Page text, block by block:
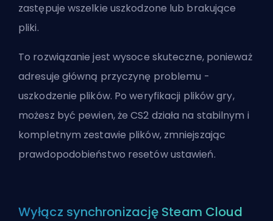
zastępuje wszelkie uszkodzone lub brakujące
pliki.
To rozwiązanie jest wysoce skuteczne, ponieważ
adresuje główną przyczynę problemu -
uszkodzenie plików. Po weryfikacji plików gry,
możesz być pewien, że CS2 działa na stabilnym i
kompletnym zestawie plików, zmniejszając
prawdopodobieństwo resetów ustawień.
Wyłącz synchronizację Steam Cloud